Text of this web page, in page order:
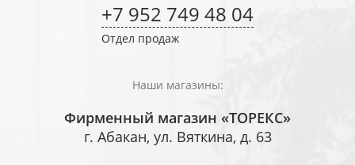
+7 952 749 48 04
Отдел продаж
Наши магазины:
Фирменный магазин «ТОРЕКС»
г. Абакан, ул. Вяткина, д. 63